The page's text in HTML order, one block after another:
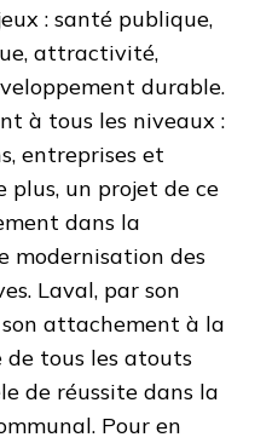
: santé publique,
attractivité,
durable.
à tous les niveaux :
entreprises et
plus, un projet de ce
dans la
modernisation des
Laval, par son
attachement à la
de tous les atouts
de réussite dans la
Pour en